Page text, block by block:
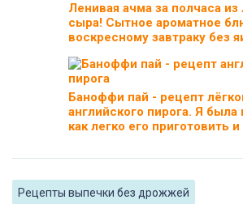
Ленивая ачма за полчаса из
сыра! Сытное ароматное
воскресному завтраку без
Баноффи пай - рецепт
английского пирога. Я была
как легко его приготовить и
Рецепты выпечки без дрожжей